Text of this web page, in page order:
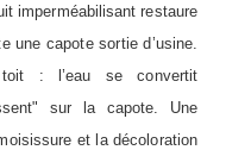
imperméabilisant restaure
une capote sortie d’usine.
toit : l’eau se convertit
sur la capote. Une
et la décoloration